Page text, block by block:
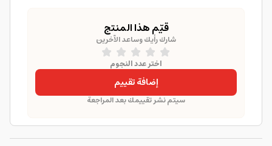
قيّم هذا المنتج
شارك رأيك وساعد الآخرين
اختر عدد النجوم
إضافة تقييم
سيتم نشر تقييمك بعد المراجعة